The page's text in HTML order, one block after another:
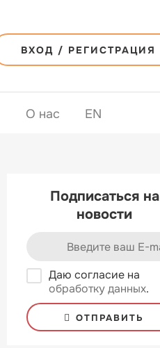
ВХОД / РЕГИСТРАЦИЯ
О нас EN
Подписаться на
новости
Даю согласие на
обработку данных.
ОТПРАВИТЬ